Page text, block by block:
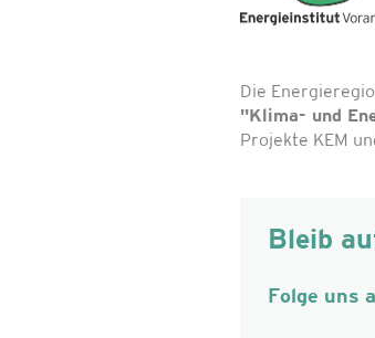
Die
"Klima- und
Projekte KEM
Bleib
Folge uns